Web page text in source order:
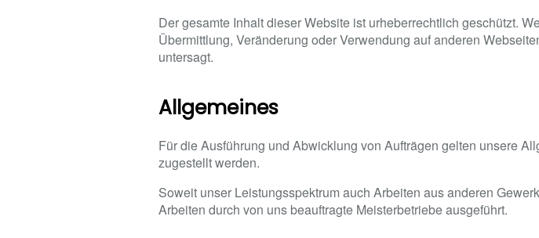
Der gesamte Inhalt dieser Website ist urheberrechtlich geschützt.
Übermittlung, Veränderung oder Verwendung auf anderen
untersagt.
Allgemeines
Für die Ausführung und Abwicklung von Aufträgen gelten unsere
zugestellt werden.
Soweit unser Leistungsspektrum auch Arbeiten aus anderen
Arbeiten durch von uns beauftragte Meisterbetriebe ausgeführt.